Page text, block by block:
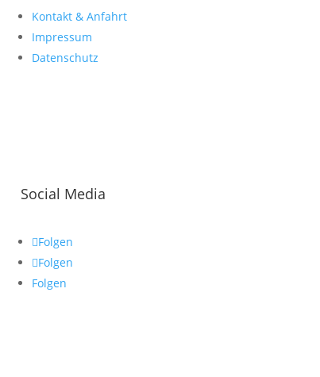
Kontakt & Anfahrt
Impressum
Datenschutz
Social Media
Folgen
Folgen
Folgen